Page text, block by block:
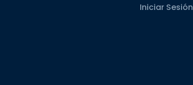
Iniciar Sesión